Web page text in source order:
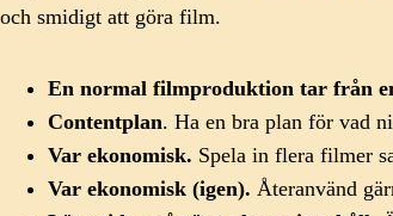
och smidigt att göra film.
En normal filmproduktion tar från
Contentplan. Ha en bra plan för vad
Var ekonomisk. Spela in flera filmer
Var ekonomisk (igen). Återanvänd